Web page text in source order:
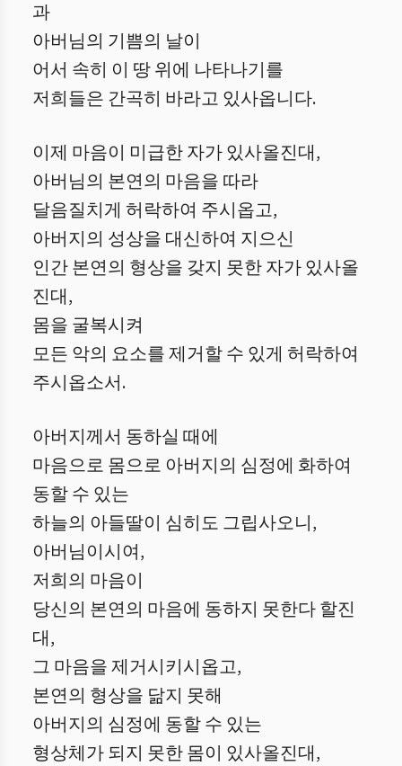
과
아버님의 기쁨의 날이
어서 속히 이 땅 위에 나타나기를
저희들은 간곡히 바라고 있사옵니다.
이제 마음이 미급한 자가 있사올진대,
아버님의 본연의 마음을 따라
달음질치게 허락하여 주시옵고,
아버지의 성상을 대신하여 지으신
인간 본연의 형상을 갖지 못한 자가 있사올
진대,
몸을 굴복시켜
모든 악의 요소를 제거할 수 있게 허락하여
주시옵소서.
아버지께서 동하실 때에
마음으로 몸으로 아버지의 심정에 화하여
동할 수 있는
하늘의 아들딸이 심히도 그립사오니,
아버님이시여,
저희의 마음이
당신의 본연의 마음에 동하지 못한다 할진
대,
그 마음을 제거시키시옵고,
본연의 형상을 닮지 못해
아버지의 심정에 동할 수 있는
형상체가 되지 못한 몸이 있사올진대,